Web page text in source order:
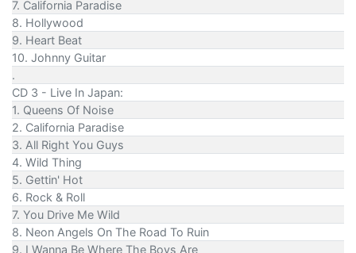
7. California Paradise
8. Hollywood
9. Heart Beat
10. Johnny Guitar
.
CD 3 - Live In Japan:
1. Queens Of Noise
2. California Paradise
3. All Right You Guys
4. Wild Thing
5. Gettin' Hot
6. Rock & Roll
7. You Drive Me Wild
8. Neon Angels On The Road To Ruin
9. I Wanna Be Where The Boys Are